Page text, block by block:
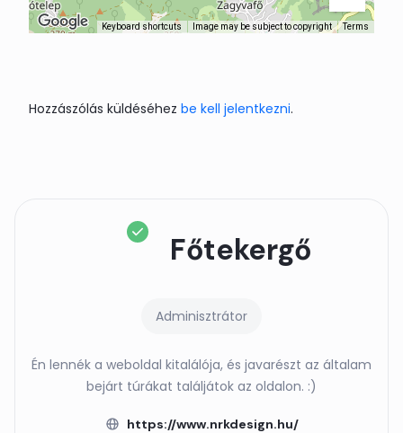
Keyboard shortcuts Image may be subject to copyright Terms
Főtekergő
Adminisztrátor
Én lennék a weboldal kitalálója, és javarészt az általam
bejárt túrákat találjátok az oldalon. :)
https://www.nrkdesign.hu/
Hozzászólás küldéséhez be kell jelentkezni.